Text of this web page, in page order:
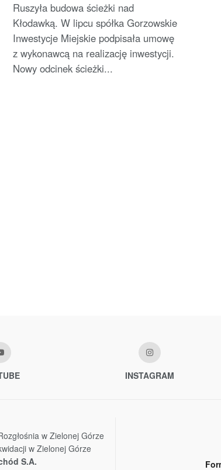
Ruszyła budowa ścieżki nad
Kłodawką. W lipcu spółka Gorzowskie
Inwestycje Miejskie podpisała umowę
z wykonawcą na realizację inwestycji.
Nowy odcinek ścieżki...
INSTAGRAM
w Zielonej Górze
w Zielonej Górze
S.A.